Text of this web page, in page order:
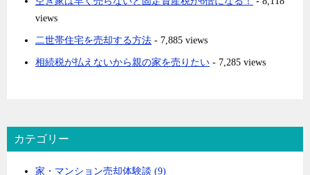
views
二世帯住宅を売却する方法 - 7,885 views
相続税が払えないから親の家を売りたい - 7,285 views
カテゴリー
家・マンション売却体験談 (9)